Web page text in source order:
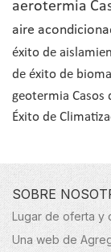
aerotermia
aire
éxito de
de éxito de
geotermia Casos
Éxito de
SOBRE
Lugar de oferta y
Una web de